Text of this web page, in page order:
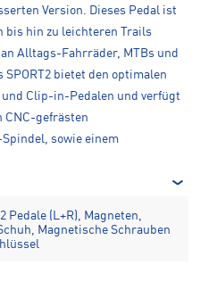
Version. Dieses Pedal ist
bis hin zu leichteren Trails
Alltags-Fahrräder, MTBs und
bietet den optimalen
Clip-in-Pedalen und verfügt
CNC-gefrästen
sowie einem
Pedale (L+R), Magneten,
Magnetische Schrauben